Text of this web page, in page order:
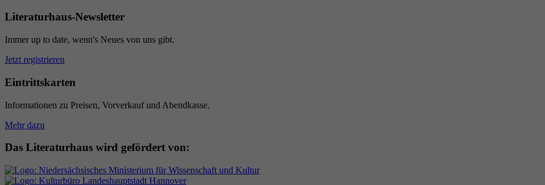
Literaturhaus-Newsletter
Immer up to date, wenn's Neues von uns gibt.
Jetzt registrieren
Eintrittskarten
Informationen zu Preisen, Vorverkauf und Abendkasse.
Mehr dazu
Das Literaturhaus wird gefördert von: